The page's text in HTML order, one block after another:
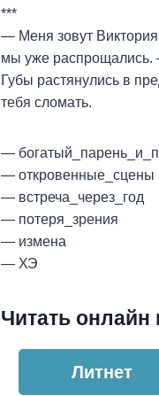
***
— Меня зовут
мы уже
Губы растянулись в
тебя сломать.
—
— откровенные_сцены
— встреча_через_год
— потеря_зрения
— измена
— ХЭ
Читать онлайн
Литнет